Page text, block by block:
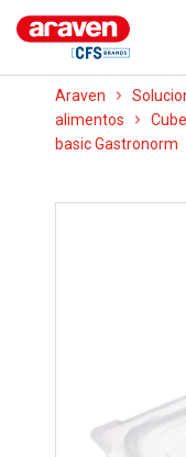
Araven
alimentos
basic Gastronorm